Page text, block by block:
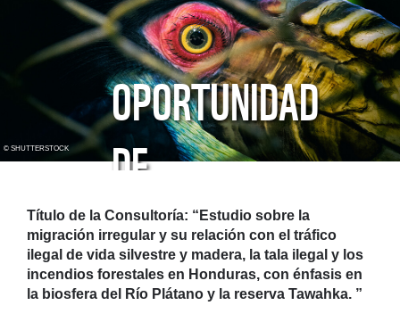
OPORTUNIDAD
DE
CONSULTORÍA
© SHUTTERSTOCK
Título de la Consultoría: “Estudio sobre la
migración irregular y su relación con el tráfico
ilegal de vida silvestre y madera, la tala ilegal y los
incendios forestales en Honduras, con énfasis en
la biosfera del Río Plátano y la reserva Tawahka. ”